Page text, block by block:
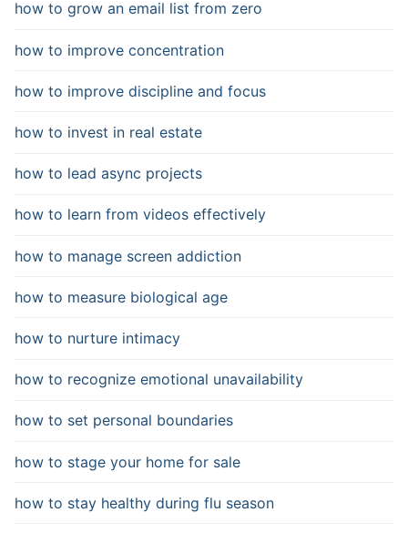
how to grow an email list from zero
how to improve concentration
how to improve discipline and focus
how to invest in real estate
how to lead async projects
how to learn from videos effectively
how to manage screen addiction
how to measure biological age
how to nurture intimacy
how to recognize emotional unavailability
how to set personal boundaries
how to stage your home for sale
how to stay healthy during flu season